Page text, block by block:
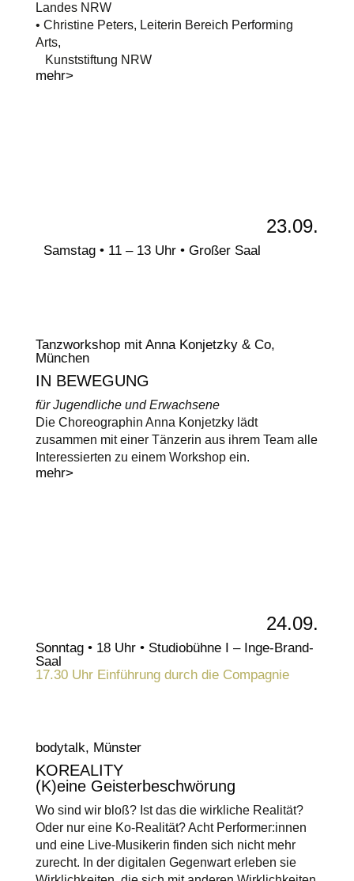
Landes NRW
• Christine Peters, Leiterin Bereich Performing
Arts,
Kunststiftung NRW
mehr>
23.09.
Samstag • 11 – 13 Uhr • Großer Saal
Tanzworkshop mit Anna Konjetzky & Co,
München
IN BEWEGUNG
für Jugendliche und Erwachsene
Die Choreographin Anna Konjetzky lädt
zusammen mit einer Tänzerin aus ihrem Team alle
Interessierten zu einem Workshop ein.
mehr>
24.09.
Sonntag • 18 Uhr • Studiobühne I – Inge-Brand-
Saal
17.30 Uhr Einführung durch die Compagnie
bodytalk, Münster
KOREALITY
(K)eine Geisterbeschwörung
Wo sind wir bloß? Ist das die wirkliche Realität?
Oder nur eine Ko-Realität? Acht Performer:innen
und eine Live-Musikerin finden sich nicht mehr
zurecht. In der digitalen Gegenwart erleben sie